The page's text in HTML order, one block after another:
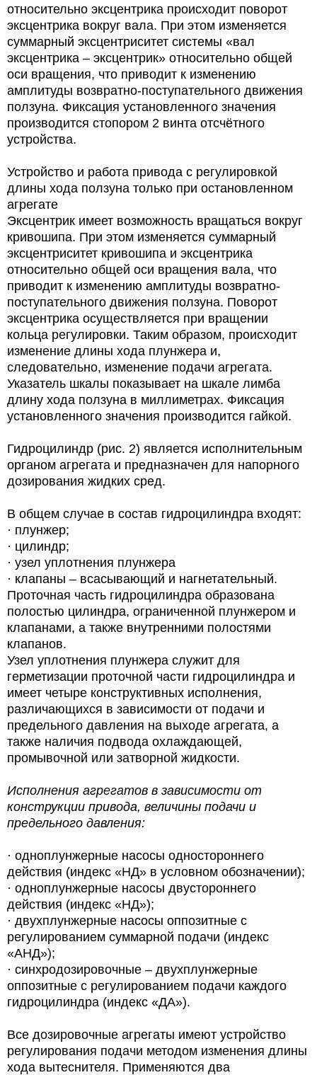
относительно эксцентрика происходит поворот
эксцентрика вокруг вала. При этом изменяется
суммарный эксцентриситет системы «вал
эксцентрика – эксцентрик» относительно общей
оси вращения, что приводит к изменению
амплитуды возвратно-поступательного движения
ползуна. Фиксация установленного значения
производится стопором 2 винта отсчётного
устройства.
Устройство и работа привода с регулировкой
длины хода ползуна только при остановленном
агрегате
Эксцентрик имеет возможность вращаться вокруг
кривошипа. При этом изменяется суммарный
эксцентриситет кривошипа и эксцентрика
относительно общей оси вращения вала, что
приводит к изменению амплитуды возвратно-
поступательного движения ползуна. Поворот
эксцентрика осуществляется при вращении
кольца регулировки. Таким образом, происходит
изменение длины хода плунжера и,
следовательно, изменение подачи агрегата.
Указатель шкалы показывает на шкале лимба
длину хода ползуна в миллиметрах. Фиксация
установленного значения производится гайкой.
Гидроцилиндр (рис. 2) является исполнительным
органом агрегата и предназначен для напорного
дозирования жидких сред.
В общем случае в состав гидроцилиндра входят:
· плунжер;
· цилиндр;
· узел уплотнения плунжера
· клапаны – всасывающий и нагнетательный.
Проточная часть гидроцилиндра образована
полостью цилиндра, ограниченной плунжером и
клапанами, а также внутренними полостями
клапанов.
Узел уплотнения плунжера служит для
герметизации проточной части гидроцилиндра и
имеет четыре конструктивных исполнения,
различающихся в зависимости от подачи и
предельного давления на выходе агрегата, а
также наличия подвода охлаждающей,
промывочной или затворной жидкости.
Исполнения агрегатов в зависимости от
конструкции привода, величины подачи и
предельного давления:
· одноплунжерные насосы одностороннего
действия (индекс «НД» в условном обозначении);
· одноплунжерные насосы двустороннего
действия (индекс «НД»);
· двухплунжерные насосы оппозитные с
регулированием суммарной подачи (индекс
«АНД»);
· синхродозировочные – двухплунжерные
оппозитные с регулированием подачи каждого
гидроцилиндра (индекс «ДА»).
Все дозировочные агрегаты имеют устройство
регулирования подачи методом изменения длины
хода вытеснителя. Применяются два